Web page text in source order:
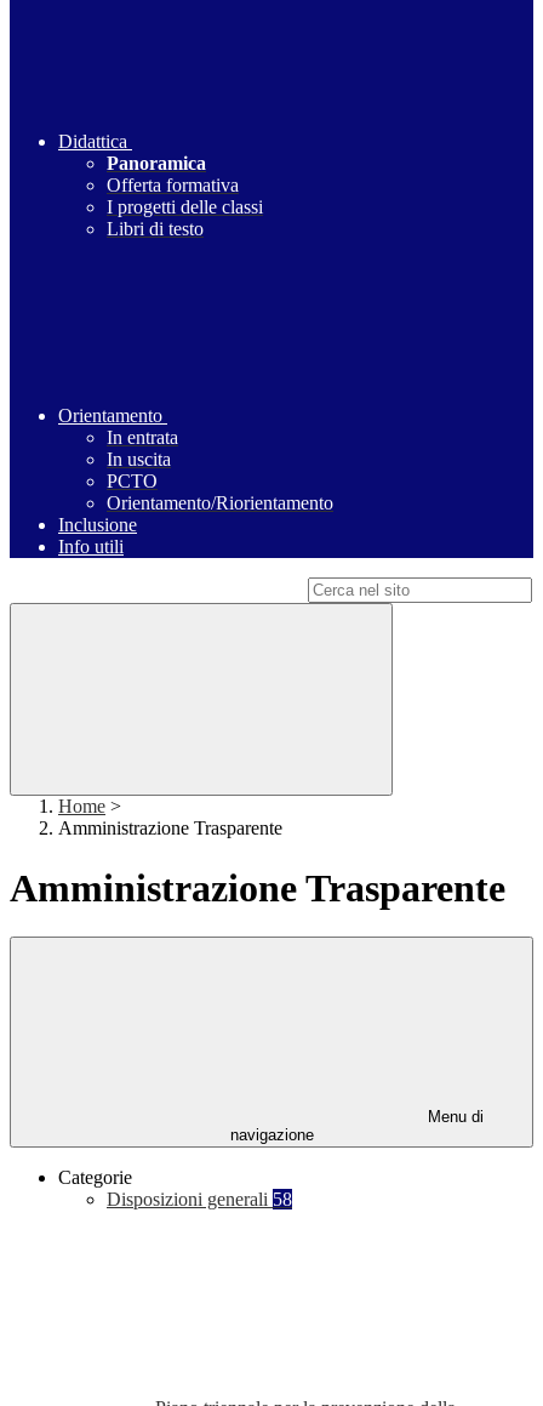
Didattica
Panoramica
Offerta formativa
I progetti delle classi
Libri di testo
Orientamento
In entrata
In uscita
PCTO
Orientamento/Riorientamento
Inclusione
Info utili
Home >
Amministrazione Trasparente
Amministrazione Trasparente
Menu di
navigazione
Categorie
Disposizioni generali 58